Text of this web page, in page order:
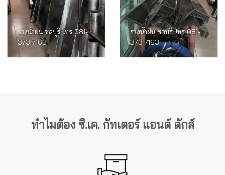
รางน้ำฝน ชลบุรี โทร 081-
373-7163
รางน้ำฝน ชลบุรี โทร 081-
373-7163
ทำไมต้อง ซี.เค. กัทเตอร์ แอนด์ ดักส์